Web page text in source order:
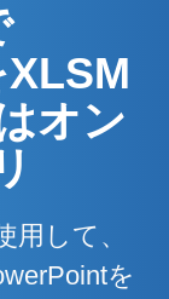
オン
して、
を